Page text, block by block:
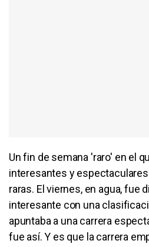
Un fin de semana 'raro' en el
interesantes y
raras. El viernes, en agua, fue
interesante con una
apuntaba a una carrera
fue así. Y es que la carrera